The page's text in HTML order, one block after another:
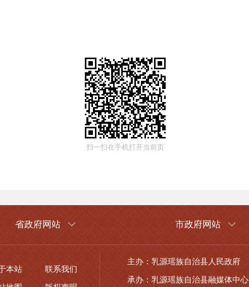
扫一扫在手机打开当前页
省政府网站 市政府网站
本站 联系我们
主办：乳源瑶族自治县人民政府
承办：乳源瑶族自治县融媒体中心